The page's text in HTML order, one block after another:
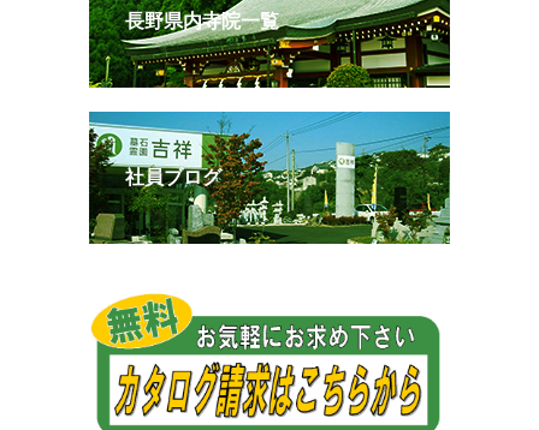
長野県内寺院一覧
社員ブログ